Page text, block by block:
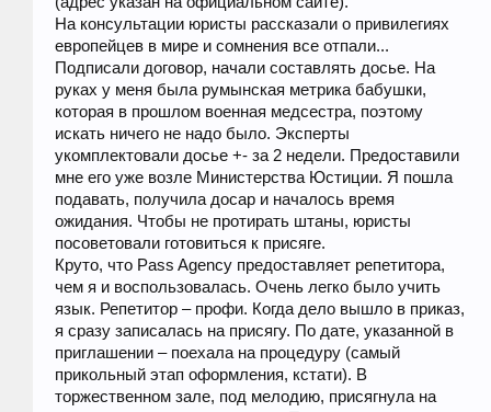
На консультации юристы рассказали о привилегиях
европейцев в мире и сомнения все отпали...
Подписали договор, начали составлять досье. На
руках у меня была румынская метрика бабушки,
которая в прошлом военная медсестра, поэтому
искать ничего не надо было. Эксперты
укомплектовали досье +- за 2 недели. Предоставили
мне его уже возле Министерства Юстиции. Я пошла
подавать, получила досар и началось время
ожидания. Чтобы не протирать штаны, юристы
посоветовали готовиться к присяге.
Круто, что Pass Agency предоставляет репетитора,
чем я и воспользовалась. Очень легко было учить
язык. Репетитор – профи. Когда дело вышло в приказ,
я сразу записалась на присягу. По дате, указанной в
приглашении – поехала на процедуру (самый
прикольный этап оформления, кстати). В
торжественном зале, под мелодию, присягнула на